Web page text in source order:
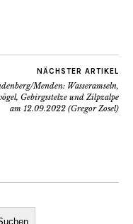
NÄCHSTER ARTIKEL
Menden: Wasseramseln,
Gebirgsstelze und Zilpzalpe
am 12.09.2022 (Gregor Zosel)